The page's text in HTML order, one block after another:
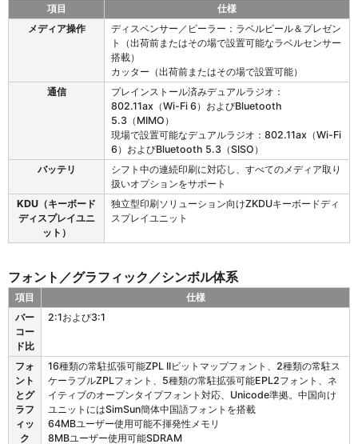
1
お
ア
セ
サ
リ
項目
仕様
メディア操作
ディスペンサー／ピーラー：ラベルピール＆プレゼン
ト（出荷前またはその場で設置可能なラベルセンサー
搭載）
カッター（出荷前またはその場で設置可能）
通信
プレインストール済みデュアルラジオ：
802.11ax（Wi-Fi 6）およびBluetooth
5.3（MIMO）
現場で設置可能なデュアルラジオ：802.11ax（Wi-Fi
6）およびBluetooth 5.3（SISO）
バッテリ
シフト中の連続印刷に対応し、すべてのメディア取り
扱いオプションをサポート
KDU（キーボード
ディスプレイユニ
ット）
独立型印刷ソリューション向けZKDUキーボードディ
スプレイユニット
フォント／グラフィック／シンボル体系
2
の
ォ
項目
仕様
バー
コー
ド比
2:1および3:1
フォ
ント
とグ
ラフ
ィッ
ク
16種類の常駐拡張可能ZPL IIビットマップフォント、2種類の常駐ス
ケーラブルZPLフォント、5種類の常駐拡張可能EPL2フォント、ネ
イティブのオープンタイプフォント対応、Unicode準拠。中国向け
ユニットにはSimSun簡体中国語フォントを搭載
64MBユーザー使用可能不揮発性メモリ
8MBユーザー使用可能SDRAM